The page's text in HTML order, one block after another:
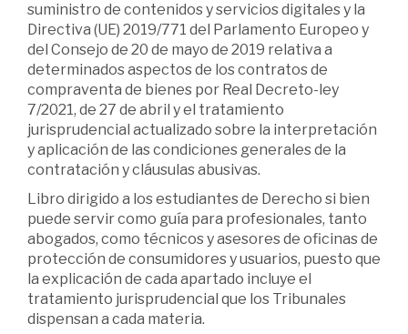
suministro de contenidos y servicios digitales y la
Directiva (UE) 2019/771 del Parlamento Europeo y
del Consejo de 20 de mayo de 2019 relativa a
determinados aspectos de los contratos de
compraventa de bienes por Real Decreto-ley
7/2021, de 27 de abril y el tratamiento
jurisprudencial actualizado sobre la interpretación
y aplicación de las condiciones generales de la
contratación y cláusulas abusivas.
Libro dirigido a los estudiantes de Derecho si bien
puede servir como guía para profesionales, tanto
abogados, como técnicos y asesores de oficinas de
protección de consumidores y usuarios, puesto que
la explicación de cada apartado incluye el
tratamiento jurisprudencial que los Tribunales
dispensan a cada materia.